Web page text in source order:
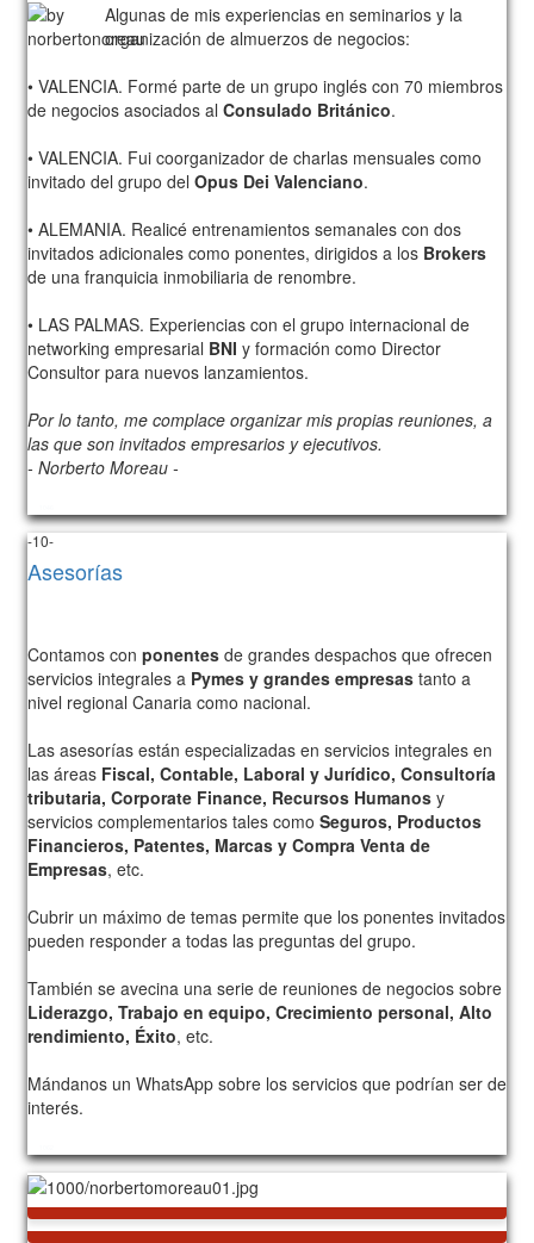
Algunas de mis experiencias en seminarios y la
organización de almuerzos de negocios:
• VALENCIA. Formé parte de un grupo inglés con 70 miembros
de negocios asociados al Consulado Británico.
• VALENCIA. Fui coorganizador de charlas mensuales como
invitado del grupo del Opus Dei Valenciano.
• ALEMANIA. Realicé entrenamientos semanales con dos
invitados adicionales como ponentes, dirigidos a los Brokers
de una franquicia inmobiliaria de renombre.
• LAS PALMAS. Experiencias con el grupo internacional de
networking empresarial BNI y formación como Director
Consultor para nuevos lanzamientos.
Por lo tanto, me complace organizar mis propias reuniones, a
las que son invitados empresarios y ejecutivos.
- Norberto Moreau -
-10-
Asesorías
Contamos con ponentes de grandes despachos que ofrecen
servicios integrales a Pymes y grandes empresas tanto a
nivel regional Canaria como nacional.
Las asesorías están especializadas en servicios integrales en
las áreas Fiscal, Contable, Laboral y Jurídico, Consultoría
tributaria, Corporate Finance, Recursos Humanos y
servicios complementarios tales como Seguros, Productos
Financieros, Patentes, Marcas y Compra Venta de
Empresas, etc.
Cubrir un máximo de temas permite que los ponentes invitados
pueden responder a todas las preguntas del grupo.
También se avecina una serie de reuniones de negocios sobre
Liderazgo, Trabajo en equipo, Crecimiento personal, Alto
rendimiento, Éxito, etc.
Mándanos un WhatsApp sobre los servicios que podrían ser de
interés.